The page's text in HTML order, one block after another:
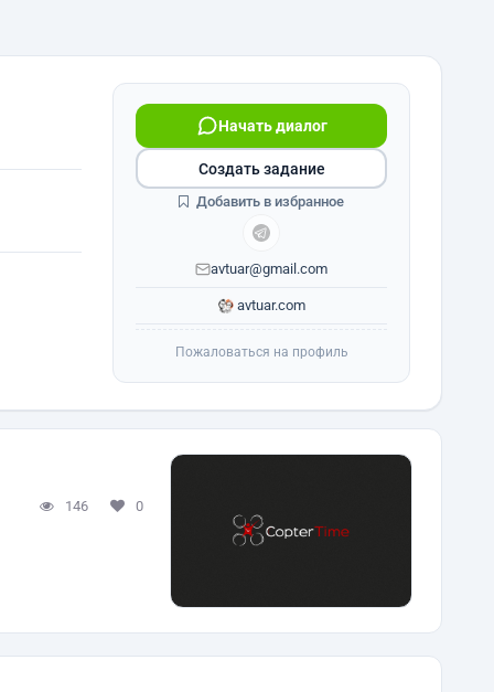
Начать диалог
avtuar@gmail.com
avtuar.com
Создать задание
Добавить в избранное
Пожаловаться на профиль
146 0